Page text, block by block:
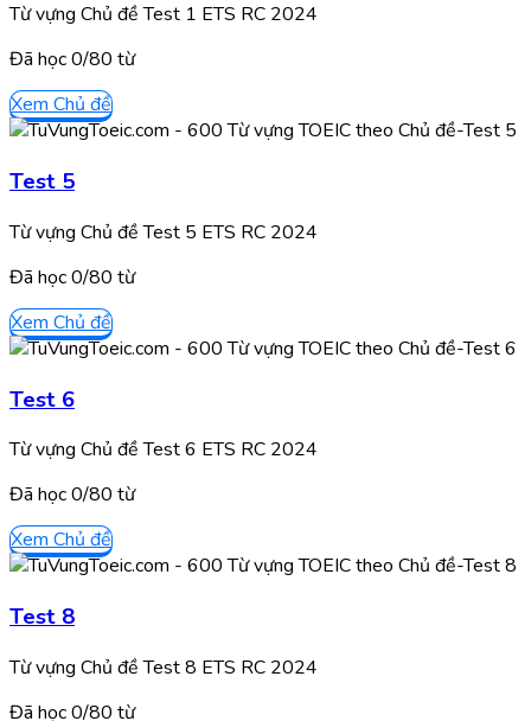
Từ vựng Chủ đề Test 1 ETS RC 2024
Đã học0/80 từ
Xem Chủ đề
Test 5
Từ vựng Chủ đề Test 5 ETS RC 2024
Đã học0/80 từ
Xem Chủ đề
Test 6
Từ vựng Chủ đề Test 6 ETS RC 2024
Đã học0/80 từ
Xem Chủ đề
Test 8
Từ vựng Chủ đề Test 8 ETS RC 2024
Đã học0/80 từ